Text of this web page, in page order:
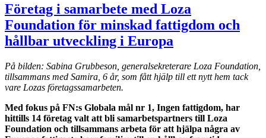
Företag i samarbete med Loza
Foundation för minskad fattigdom och
hållbar utveckling i Europa
På bilden: Sabina Grubbeson, generalsekreterare Loza Foundation,
tillsammans med Samira, 6 år, som fått hjälp till ett nytt hem tack
vare Lozas företagssamarbeten.
Med fokus på FN:s Globala mål nr 1, Ingen fattigdom, har
hittills 14 företag valt att bli samarbetspartners till Loza
Foundation och tillsammans arbeta för att hjälpa några av